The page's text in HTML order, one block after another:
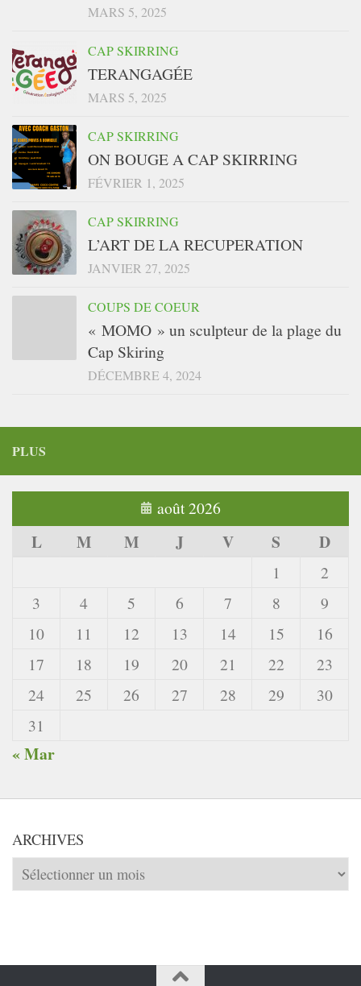
MARS 5, 2025
CAP SKIRRING
TERANGAGÉE
MARS 5, 2025
CAP SKIRRING
ON BOUGE A CAP SKIRRING
FÉVRIER 1, 2025
CAP SKIRRING
L’ART DE LA RECUPERATION
JANVIER 27, 2025
COUPS DE COEUR
« MOMO » un sculpteur de la plage du
Cap Skiring
DÉCEMBRE 4, 2024
PLUS
août 2026
L M M J V S D
1
2
3
4 5 6 7 8
9
10
11 12 13 14 15
16
17
18 19 20 21 22
23
24
25 26 27 28 29
30
31
« Mar
ARCHIVES
Archives